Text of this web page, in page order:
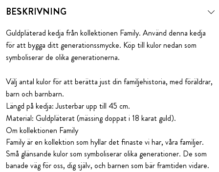
BESKRIVNING
Guldpläterad kedja från kollektionen Family. Använd denna kedja
för att bygga ditt generationssmycke. Köp till kulor nedan som
symboliserar de olika generationerna.
Välj antal kulor för att berätta just din familjehistoria, med föräldrar,
barn och barnbarn.
Längd på kedja: Justerbar upp till 45 cm.
Material: Guldpläterat (mässing doppat i 18 karat guld).
Om kollektionen Family
Family är en kollektion som hyllar det finaste vi har, våra familjer.
Små glänsande kulor som symboliserar olika generationer. De som
banade väg för oss, dig själv, och barnen som bär framtiden vidare.